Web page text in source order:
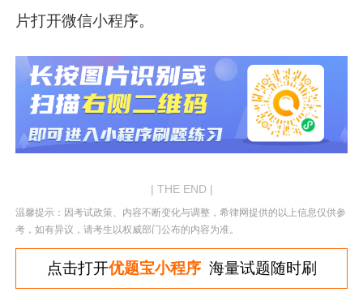
片打开微信小程序。
| THE END |
温馨提示：因考试政策、内容不断变化与调整，希律网提供的以上信息仅供参
考，如有异议，请考生以权威部门公布的内容为准。
点击打开优题宝小程序海量试题随时刷